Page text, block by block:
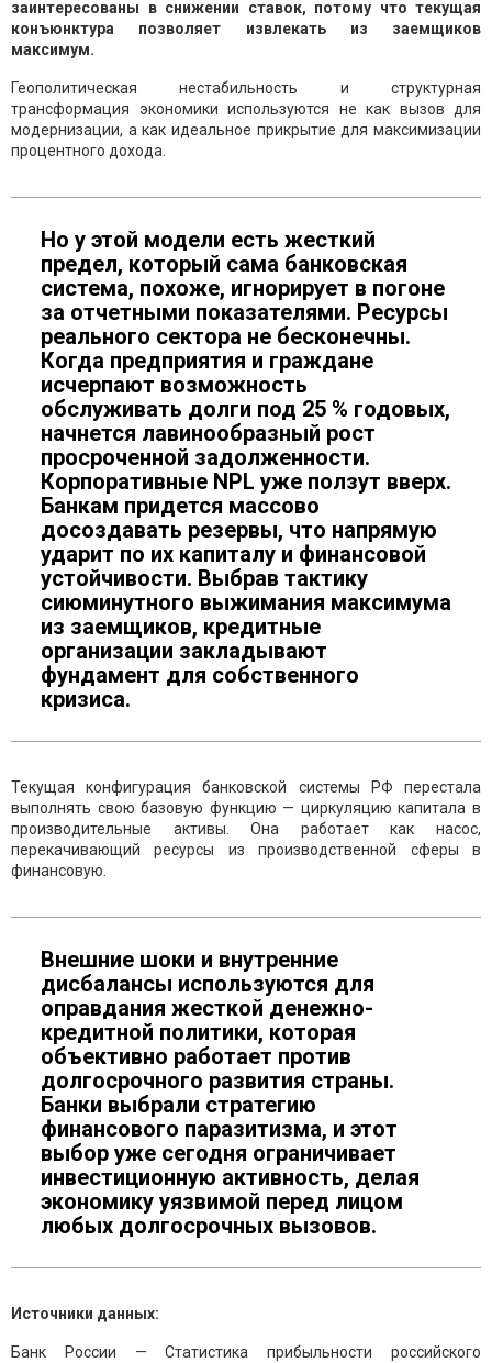
заинтересованы в снижении ставок, потому что текущая
конъюнктура позволяет извлекать из заемщиков
максимум.
Геополитическая нестабильность и структурная
трансформация экономики используются не как вызов для
модернизации, а как идеальное прикрытие для максимизации
процентного дохода.
Но у этой модели есть жесткий
предел, который сама банковская
система, похоже, игнорирует в погоне
за отчетными показателями. Ресурсы
реального сектора не бесконечны.
Когда предприятия и граждане
исчерпают возможность
обслуживать долги под 25 % годовых,
начнется лавинообразный рост
просроченной задолженности.
Корпоративные NPL уже ползут вверх.
Банкам придется массово
досоздавать резервы, что напрямую
ударит по их капиталу и финансовой
устойчивости. Выбрав тактику
сиюминутного выжимания максимума
из заемщиков, кредитные
организации закладывают
фундамент для собственного
кризиса.
Текущая конфигурация банковской системы РФ перестала
выполнять свою базовую функцию — циркуляцию капитала в
производительные активы. Она работает как насос,
перекачивающий ресурсы из производственной сферы в
финансовую.
Внешние шоки и внутренние
дисбалансы используются для
оправдания жесткой денежно-
кредитной политики, которая
объективно работает против
долгосрочного развития страны.
Банки выбрали стратегию
финансового паразитизма, и этот
выбор уже сегодня ограничивает
инвестиционную активность, делая
экономику уязвимой перед лицом
любых долгосрочных вызовов.
Источники данных:
Банк России — Статистика прибыльности российского